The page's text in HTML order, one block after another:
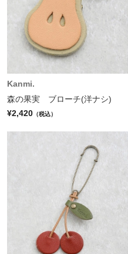
Kanmi.
森の果実 ブローチ(洋ナシ)
¥2,420 （税込）